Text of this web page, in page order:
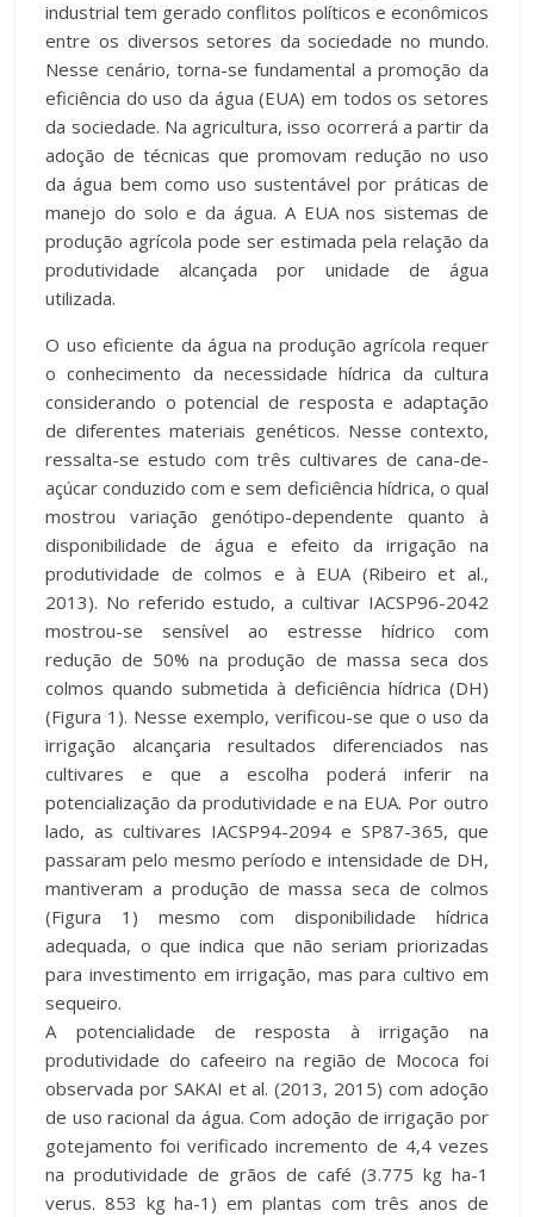
industrial tem gerado conflitos políticos e econômicos
entre os diversos setores da sociedade no mundo.
Nesse cenário, torna-se fundamental a promoção da
eficiência do uso da água (EUA) em todos os setores
da sociedade. Na agricultura, isso ocorrerá a partir da
adoção de técnicas que promovam redução no uso
da água bem como uso sustentável por práticas de
manejo do solo e da água. A EUA nos sistemas de
produção agrícola pode ser estimada pela relação da
produtividade alcançada por unidade de água
utilizada.
O uso eficiente da água na produção agrícola requer
o conhecimento da necessidade hídrica da cultura
considerando o potencial de resposta e adaptação
de diferentes materiais genéticos. Nesse contexto,
ressalta-se estudo com três cultivares de cana-de-
açúcar conduzido com e sem deficiência hídrica, o qual
mostrou variação genótipo-dependente quanto à
disponibilidade de água e efeito da irrigação na
produtividade de colmos e à EUA (Ribeiro et al.,
2013). No referido estudo, a cultivar IACSP96-2042
mostrou-se sensível ao estresse hídrico com
redução de 50% na produção de massa seca dos
colmos quando submetida à deficiência hídrica (DH)
(Figura 1). Nesse exemplo, verificou-se que o uso da
irrigação alcançaria resultados diferenciados nas
cultivares e que a escolha poderá inferir na
potencialização da produtividade e na EUA. Por outro
lado, as cultivares IACSP94-2094 e SP87-365, que
passaram pelo mesmo período e intensidade de DH,
mantiveram a produção de massa seca de colmos
(Figura 1) mesmo com disponibilidade hídrica
adequada, o que indica que não seriam priorizadas
para investimento em irrigação, mas para cultivo em
sequeiro.
A potencialidade de resposta à irrigação na
produtividade do cafeeiro na região de Mococa foi
observada por SAKAI et al. (2013, 2015) com adoção
de uso racional da água. Com adoção de irrigação por
gotejamento foi verificado incremento de 4,4 vezes
na produtividade de grãos de café (3.775 kg ha-1
verus. 853 kg ha-1) em plantas com três anos de